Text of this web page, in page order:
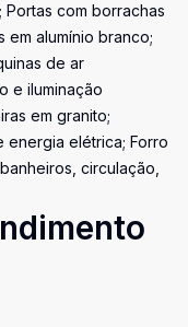
com borrachas
em alumínio branco;
de ar
e iluminação
em granito;
energia elétrica; Forro
circulação,